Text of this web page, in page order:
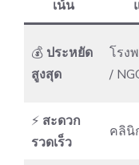
เน้น
💰 ประหยัด
สูงสุด
โรง
/
⚡ สะดวก
รวดเร็ว
คลินิ